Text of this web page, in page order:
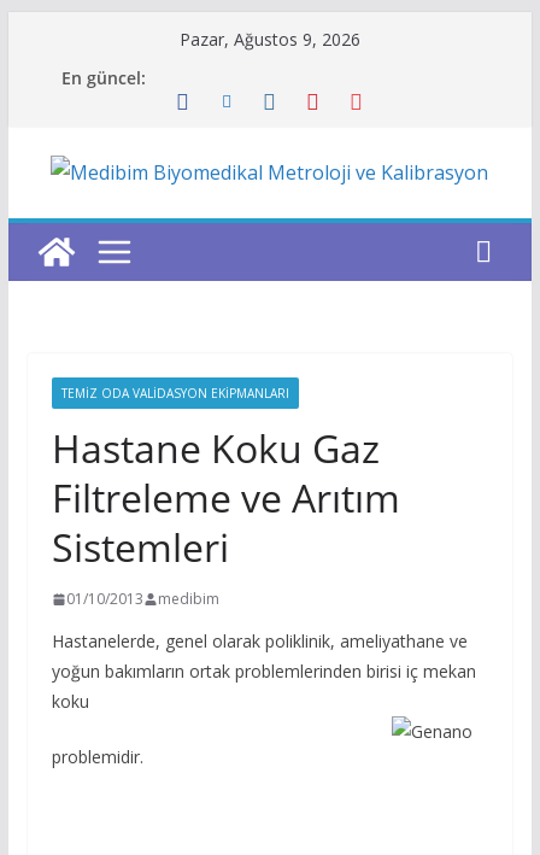
Pazar, Ağustos 9, 2026
En güncel:
TEMIZ ODA VALIDASYON EKIPMANLARI
Hastane Koku Gaz
Filtreleme ve Arıtım
Sistemleri
01/10/2013 medibim
Hastanelerde, genel olarak poliklinik, ameliyathane ve
yoğun bakımların ortak problemlerinden birisi iç mekan
koku
problemidir.